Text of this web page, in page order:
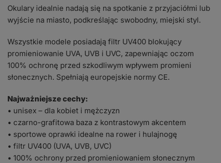
Okulary idealnie nadają się na spotkanie z przyjaciółmi lub
wyjście na miasto, podkreślając swobodny, miejski styl.
Wszystkie modele posiadają filtr UV400 blokujący
promieniowanie UVA, UVB i UVC, zapewniając oczom
100% ochronę przed szkodliwym wpływem promieni
słonecznych. Spełniają europejskie normy CE.
Najważniejsze cechy:
• unisex – dla kobiet i mężczyzn
• czarno-grafitowa baza z kontrastowym akcentem
• sportowe oprawki idealne na rower i hulajnogę
• filtr UV400 (UVA, UVB, UVC)
• 100% ochrony przed promieniowaniem słonecznym